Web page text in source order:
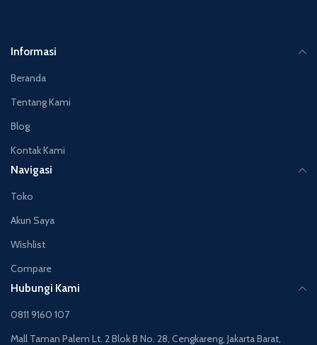
Informasi
Beranda
Tentang Kami
Blog
Kontak Kami
Navigasi
Toko
Akun Saya
Wishlist
Compare
Hubungi Kami
0811 9160 107
Mall Taman Palem Lt. 2 Blok B No. 28, Cengkareng, Jakarta Barat,